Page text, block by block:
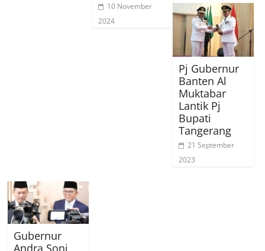
10 November
2024
Pj Gubernur
Banten Al
Muktabar
Lantik Pj
Bupati
Tangerang
21 September
2023
Gubernur
Andra Soni